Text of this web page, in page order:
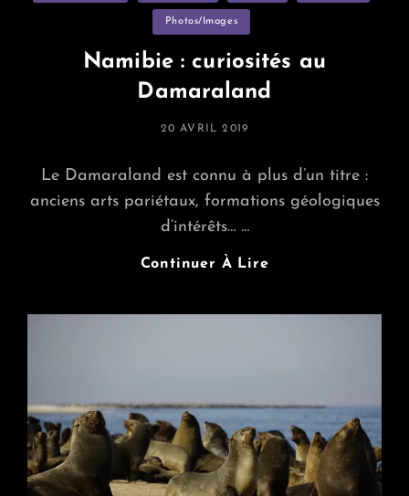
Photos/images
Namibie : curiosités au
Damaraland
POSTED
20 AVRIL 2019
Le Damaraland est connu à plus d’un titre :
anciens arts pariétaux, formations géologiques
d’intérêts… …
Continuer À LireNamibie